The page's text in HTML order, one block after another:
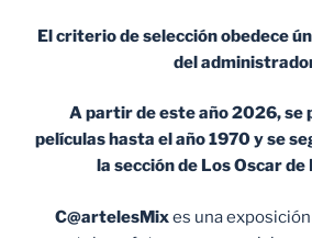
El criterio de selección obedece
del
A partir de este año 2026, se
películas hasta el año 1970 y se
la sección de Los Oscar de
C@artelesMixes una